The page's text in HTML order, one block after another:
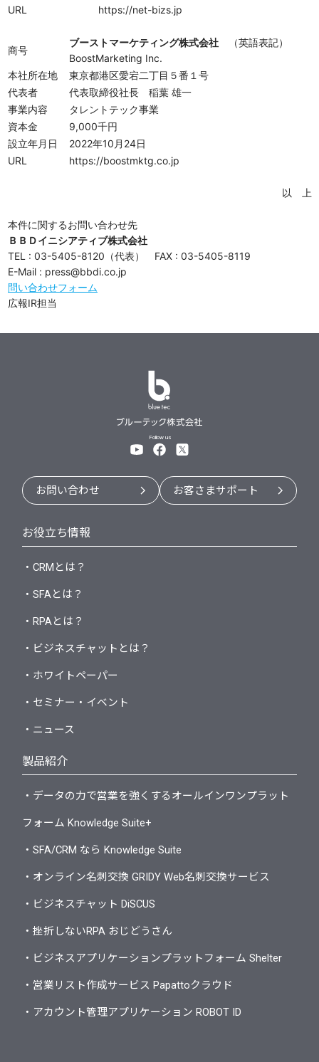
URL
https://net-bizs.jp
商号
ブーストマーケティング株式会社 （英語表記）
BoostMarketing Inc.
本社所在地
東京都港区愛宕二丁目５番１号
代表者
代表取締役社長 稲葉 雄一
事業内容
タレントテック事業
資本金
9,000千円
設立年月日
2022年10月24日
URL
https://boostmktg.co.jp
以 上
本件に関するお問い合わせ先
ＢＢＤイニシアティブ株式会社
TEL : 03-5405-8120（代表） FAX : 03-5405-8119
E-Mail : press@bbdi.co.jp
問い合わせフォーム
広報IR担当
Follow us
お問い合わせ お客さまサポート
お役立ち情報
・CRMとは？
・SFAとは？
・RPAとは？
・ビジネスチャットとは？
・ホワイトペーパー
・セミナー・イベント
・ニュース
製品紹介
・データの力で営業を強くするオールインワンプラット
フォーム Knowledge Suite+
・SFA/CRM なら Knowledge Suite
・オンライン名刺交換 GRIDY Web名刺交換サービス
・ビジネスチャット DiSCUS
・挫折しないRPA おじどうさん
・ビジネスアプリケーションプラットフォーム Shelter
・営業リスト作成サービス Papattoクラウド
・アカウント管理アプリケーション ROBOT ID